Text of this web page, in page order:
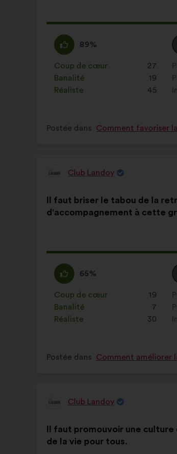
D'accord
:
89%
Cette
proposition
a
été
qualifiée
Coup de cœur
: 27
fois
Banalité
: 19
fois
Réaliste
: 45
fois
:a
:
:
Postée dans Comment favoriser
Proposition
:
Club Landoy
de
la
Il faut briser le tabou de la
d'accompagnement à cette
pour
répartition
D'accord
:
65%
Cette
proposition
a
été
qualifiée
Coup de cœur
: 19
fois
Banalité
: 7
fois
Réaliste
: 30
fois
:a
:
:
Postée dans Comment améliorer
Proposition
:
Club Landoy
de
la
Il faut promouvoir une
de la vie pour tous.
pour
répartition